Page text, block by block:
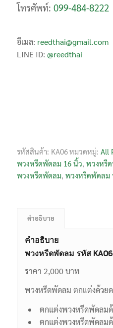
โทรศัพท์: 099-484-8222
อีเมล: reedthai@gmail.com
LINE ID: @reedthai
รหัสสินค้า: KA06หมวดหมู่: All
พวงหรีดพัดลม 16 นิ้ว, พวงหรีด
พวงหรีดพัดลม, พวงหรีดพัดลม
คำอธิบาย
คำอธิบาย
พวงหรีดพัดลม รหัส KA06
ราคา 2,000 บาท
พวงหรีดพัดลม ตกแต่งด้วย
ตกแต่งพวงหรีดพัดลม
ตกแต่งพวงหรีดพัดลม